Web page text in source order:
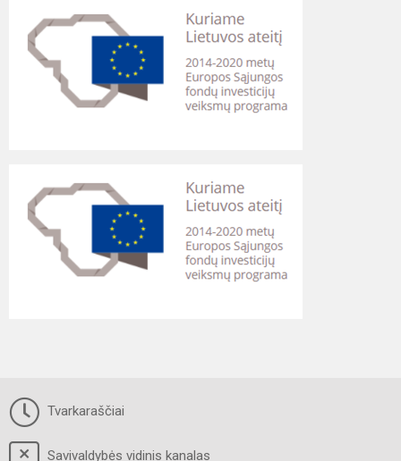
Tvarkaraščiai
Savivaldybės vidinis kanalas